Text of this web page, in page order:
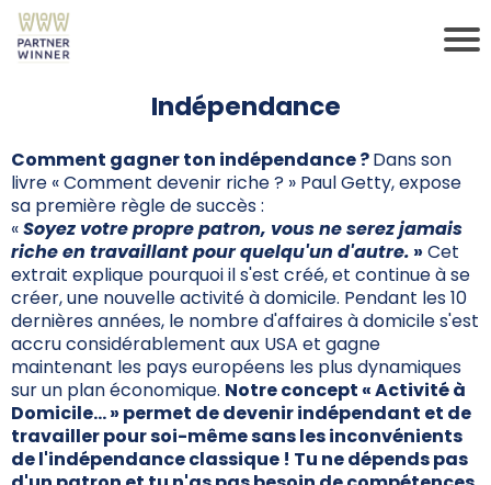
Indépendance
Comment gagner ton indépendance ?Dans son
livre « Comment devenir riche ? » Paul Getty, expose
sa première règle de succès :
«Soyez votre propre patron, vous ne serez jamais
riche en travaillant pour quelqu'un d'autre. » Cet
extrait explique pourquoi il s'est créé, et continue à se
créer, une nouvelle activité à domicile. Pendant les 10
dernières années, le nombre d'affaires à domicile s'est
accru considérablement aux USA et gagne
maintenant les pays européens les plus dynamiques
sur un plan économique. Notre concept « Activité à
Domicile... » permet de devenir indépendant et de
travailler pour soi-même sans les inconvénients
de l'indépendance classique ! Tu ne dépends pas